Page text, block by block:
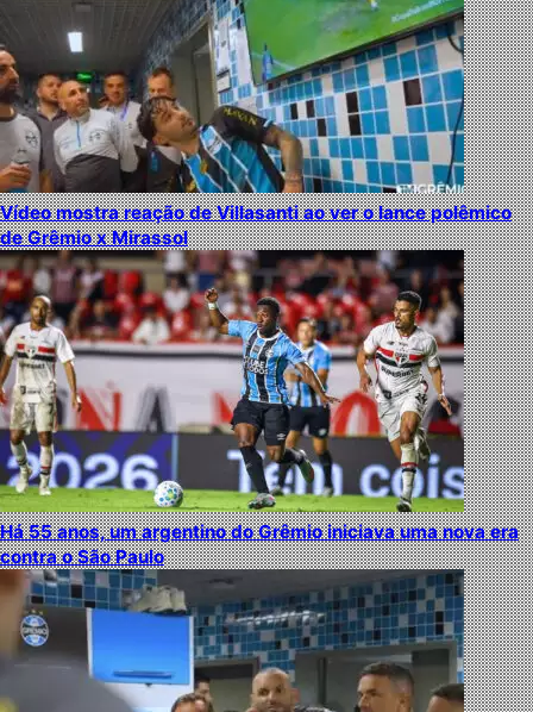
Vídeo mostra reação de Villasanti ao ver o lance polêmico
de Grêmio x Mirassol
Há 55 anos, um argentino do Grêmio iniciava uma nova era
contra o São Paulo